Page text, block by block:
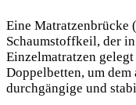
Eine Matratzenbrücke
Schaumstoffkeil, der
Einzelmatratzen
Doppelbetten, um
durchgängige und